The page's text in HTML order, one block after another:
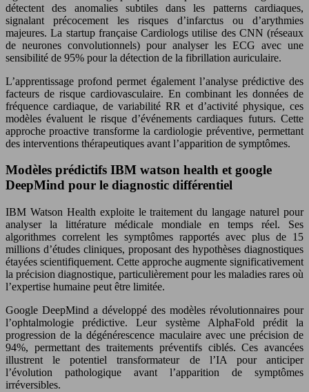
détectent des anomalies subtiles dans les patterns cardiaques,
signalant précocement les risques d’infarctus ou d’arythmies
majeures. La startup française Cardiologs utilise des CNN (réseaux
de neurones convolutionnels) pour analyser les ECG avec une
sensibilité de 95% pour la détection de la fibrillation auriculaire.
L’apprentissage profond permet également l’analyse prédictive des
facteurs de risque cardiovasculaire. En combinant les données de
fréquence cardiaque, de variabilité RR et d’activité physique, ces
modèles évaluent le risque d’événements cardiaques futurs. Cette
approche proactive transforme la cardiologie préventive, permettant
des interventions thérapeutiques avant l’apparition de symptômes.
Modèles prédictifs IBM watson health et google
DeepMind pour le diagnostic différentiel
IBM Watson Health exploite le traitement du langage naturel pour
analyser la littérature médicale mondiale en temps réel. Ses
algorithmes correlent les symptômes rapportés avec plus de 15
millions d’études cliniques, proposant des hypothèses diagnostiques
étayées scientifiquement. Cette approche augmente significativement
la précision diagnostique, particulièrement pour les maladies rares où
l’expertise humaine peut être limitée.
Google DeepMind a développé des modèles révolutionnaires pour
l’ophtalmologie prédictive. Leur système AlphaFold prédit la
progression de la dégénérescence maculaire avec une précision de
94%, permettant des traitements préventifs ciblés. Ces avancées
illustrent le potentiel transformateur de l’IA pour anticiper
l’évolution pathologique avant l’apparition de symptômes
irréversibles.